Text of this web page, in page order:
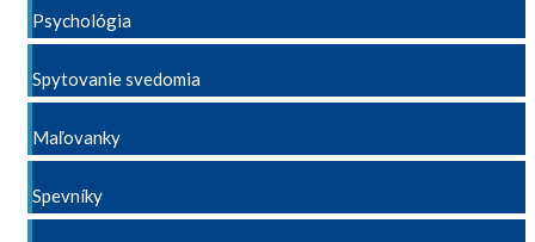
Psychológia
Spytovanie svedomia
Maľovanky
Spevníky